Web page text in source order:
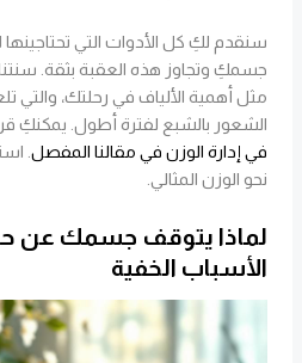
سنقدم لكِ كل الأدوات التي
جسمكِ وتجاوز هذه العقبة بثقة.
مثل أهمية الألياف في رحلتك، والتي
الشعور بالشبع لفترة أطول. يمكنكِ
في إدارة الوزن في مقالنا المفصل .
نحو الوزن المثالي.
لماذا يتوقف جسمك عن
الأسباب الخفية